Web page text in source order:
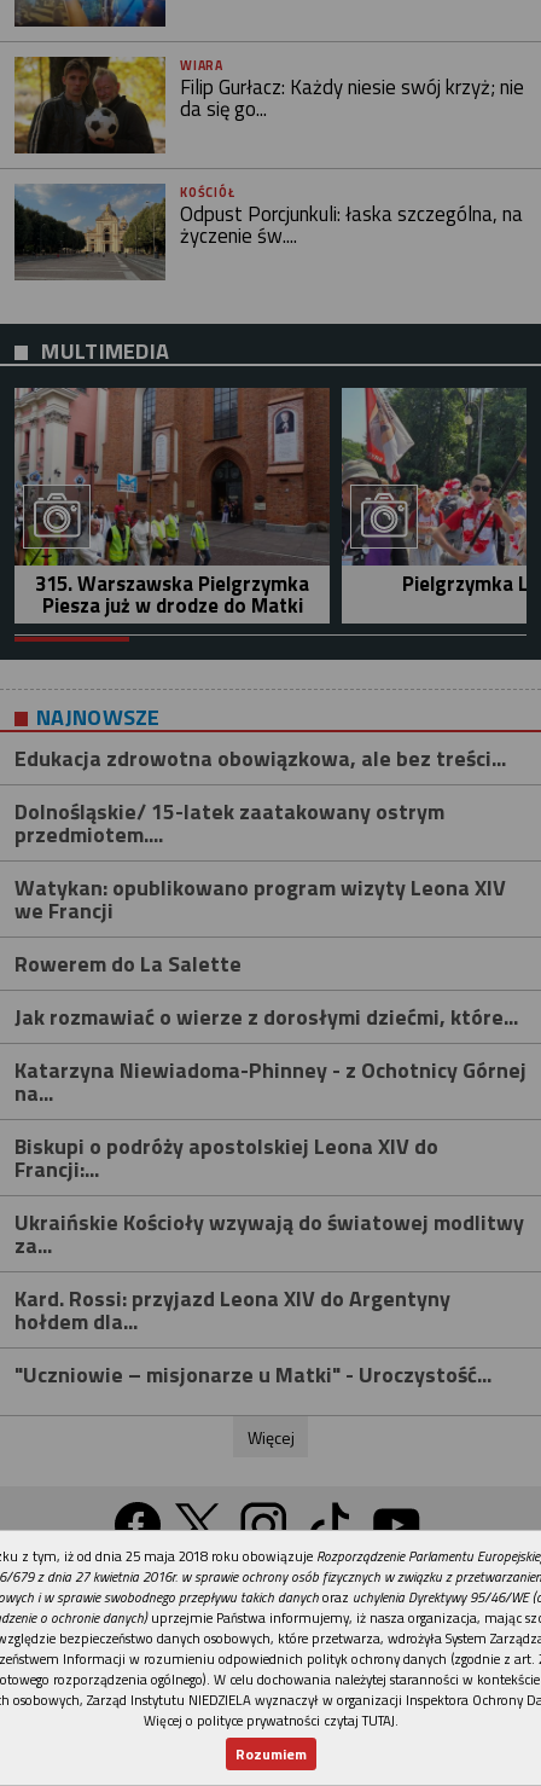
WIARA
Filip Gurłacz: Każdy niesie swój krzyż; nie
da się go...
KOŚCIÓŁ
Odpust Porcjunkuli: łaska szczególna, na
życzenie św....
MULTIMEDIA
315. Warszawska Pielgrzymka
Piesza już w drodze do Matki
Pielgrzymka
NAJNOWSZE
Edukacja zdrowotna obowiązkowa, ale bez treści...
Dolnośląskie/ 15-latek zaatakowany ostrym
przedmiotem....
Watykan: opublikowano program wizyty Leona XIV
we Francji
Rowerem do La Salette
Jak rozmawiać o wierze z dorosłymi dziećmi, które...
Katarzyna Niewiadoma-Phinney - z Ochotnicy Górnej
na...
Biskupi o podróży apostolskiej Leona XIV do
Francji:...
Ukraińskie Kościoły wzywają do światowej modlitwy
za...
Kard. Rossi: przyjazd Leona XIV do Argentyny
hołdem dla...
"Uczniowie – misjonarze u Matki" - Uroczystość...
Więcej
Wersja na komputer
Działy Tematy Kontakt Reklama
Patronaty
Polityka prywatności
© Instytut NIEDZIELA
REKLAMA
z tym, iż od dnia 25 maja 2018 roku obowiązuje Rozporządzenie Parlamentu
679 z dnia 27 kwietnia 2016r. w sprawie ochrony osób fizycznych w związku z
i w sprawie swobodnego przepływu takich danychoraz uchylenia Dyrektywy 95/46/WE
o ochronie danych)uprzejmie Państwa informujemy, iż nasza organizacja, mając
bezpieczeństwo danych osobowych, które przetwarza, wdrożyła System
Informacji w rozumieniu odpowiednich polityk ochrony danych (zgodnie z art.
rozporządzenia ogólnego). W celu dochowania należytej staranności w
osobowych, Zarząd Instytutu NIEDZIELA wyznaczył w organizacji Inspektora Ochrony
Więcej o polityce prywatności czytaj TUTAJ.
Rozumiem